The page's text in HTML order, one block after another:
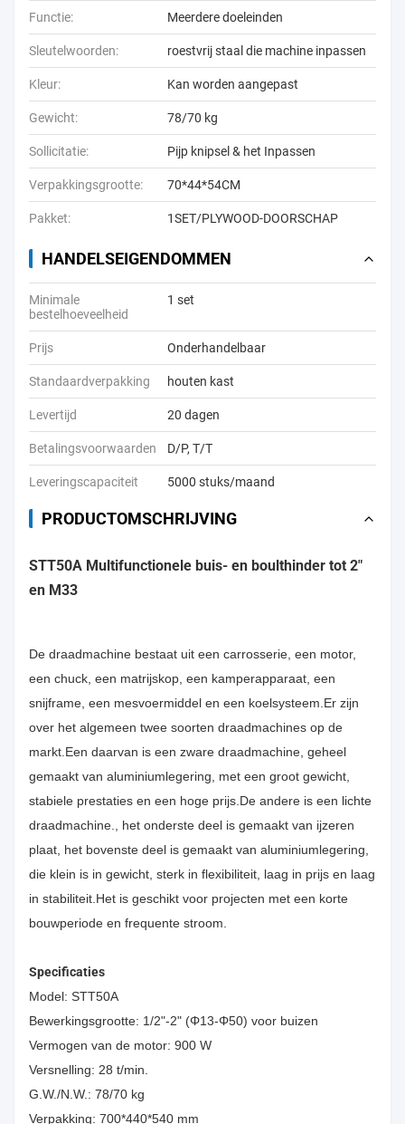
Functie: Meerdere doeleinden
Sleutelwoorden: roestvrij staal die machine inpassen
Kleur: Kan worden aangepast
Gewicht: 78/70 kg
Sollicitatie: Pijp knipsel & het Inpassen
Verpakkingsgrootte: 70*44*54CM
Pakket: 1SET/PLYWOOD-DOORSCHAP
HANDELSEIGENDOMMEN
Minimale
bestelhoeveelheid
1 set
Prijs Onderhandelbaar
Standaardverpakking houten kast
Levertijd 20 dagen
Betalingsvoorwaarden D/P, T/T
Leveringscapaciteit 5000 stuks/maand
PRODUCTOMSCHRIJVING
STT50A Multifunctionele buis- en boulthinder tot 2"
en M33
De draadmachine bestaat uit een carrosserie, een motor,
een chuck, een matrijskop, een kamperapparaat, een
snijframe, een mesvoermiddel en een koelsysteem.Er zijn
over het algemeen twee soorten draadmachines op de
markt.Een daarvan is een zware draadmachine, geheel
gemaakt van aluminiumlegering, met een groot gewicht,
stabiele prestaties en een hoge prijs.De andere is een lichte
draadmachine., het onderste deel is gemaakt van ijzeren
plaat, het bovenste deel is gemaakt van aluminiumlegering,
die klein is in gewicht, sterk in flexibiliteit, laag in prijs en laag
in stabiliteit.Het is geschikt voor projecten met een korte
bouwperiode en frequente stroom.
Specificaties
Model: STT50A
Bewerkingsgrootte: 1/2"-2" (Φ13-Φ50) voor buizen
Vermogen van de motor: 900 W
Versnelling: 28 t/min.
G.W./N.W.: 78/70 kg
Verpakking: 700*440*540 mm